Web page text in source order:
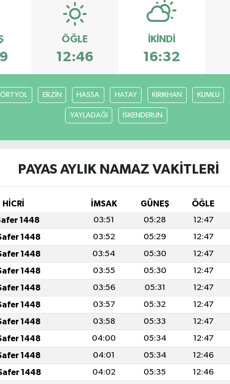
ÖĞLE
12:46
İKINDI
16:32
ERZİN HASSA HATAY KIRIKHAN KUMLU
YAYLADAĞI İSKENDERUN
PAYAS AYLIK NAMAZ VAKITLERI
HİCRİ İMSAK GÜNEŞ ÖĞLE
1448 03:51 05:28 12:47
1448 03:52 05:29 12:47
1448 03:54 05:30 12:47
1448 03:55 05:30 12:47
1448 03:56 05:31 12:47
1448 03:57 05:32 12:47
1448 03:58 05:33 12:47
1448 04:00 05:34 12:47
1448 04:01 05:34 12:46
1448 04:02 05:35 12:46